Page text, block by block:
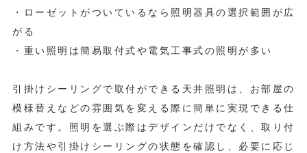
・ローゼットがついているなら照明器具の選択範囲が広
がる
・重い照明は簡易取付式や電気工事式の照明が多い
引掛けシーリングで取付ができる天井照明は、お部屋の
模様替えなどの雰囲気を変える際に簡単に実現できる仕
組みです。照明を選ぶ際はデザインだけでなく、取り付
け方法や引掛けシーリングの状態を確認し、必要に応じ